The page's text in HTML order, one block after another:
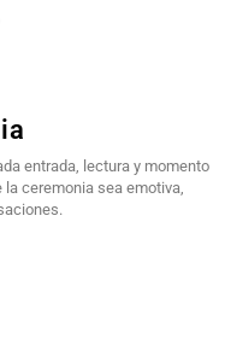
entrada, lectura y momento
ceremonia sea emotiva,